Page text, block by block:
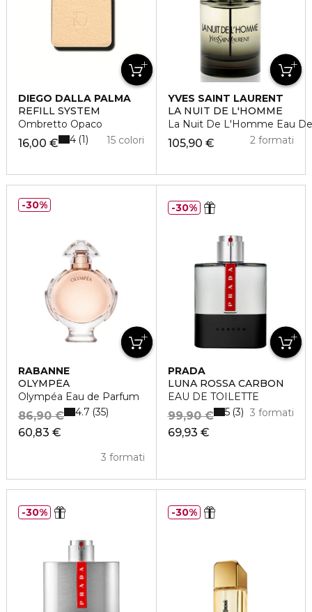
DIEGO DALLA PALMA
REFILL SYSTEM
Ombretto Opaco
16,00 € 15 colori
4 1
YVES SAINT LAURENT
LA NUIT DE L'HOMME
La Nuit De L'Homme Eau
105,90 € 2 formati
RABANNE
OLYMPÉA
Olympéa Eau de Parfum
60,83 €
86,90 €
3 formati
4.7 35
30%
PRADA
LUNA ROSSA CARBON
EAU DE TOILETTE
69,93 €
99,90 € 3 formati
5 3
30%
30% 30%